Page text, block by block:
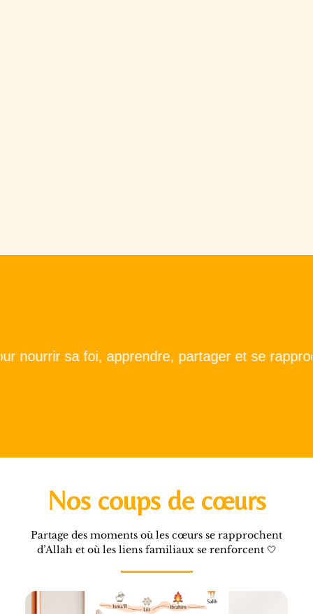
sa foi, apprendre, partager et se
Nos coups de cœurs
Partage des moments où les cœurs se rapprochent
d’Allah et où les liens familiaux se renforcent 🤍